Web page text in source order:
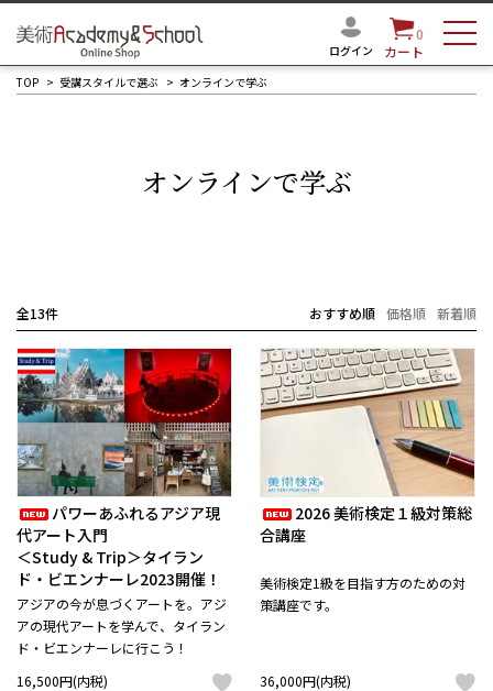
ログイン
0
カート
TOP 受講スタイルで選ぶ オンラインで学ぶ
オンラインで学ぶ
全13件 おすすめ順 価格順 新着順
パワーあふれるアジア現
代アート入門
＜Study & Trip＞タイラン
ド・ビエンナーレ2023開催！
アジアの今が息づくアートを。アジ
アの現代アートを学んで、タイラン
ド・ビエンナーレに行こう！
16,500円(内税)
2026 美術検定１級対策総
合講座
美術検定1級を目指す方のための対
策講座です。
36,000円(内税)